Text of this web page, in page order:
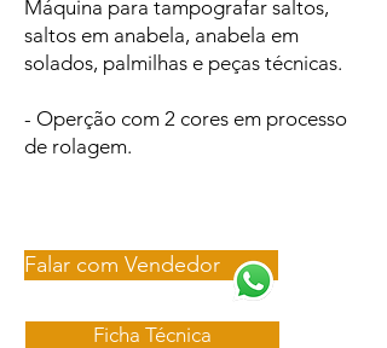
Máquina para tampografar saltos,
saltos em anabela, anabela em
solados, palmilhas e peças técnicas.
- Operção com 2 cores em processo
de rolagem.
Falar com Vendedor
Ficha Técnica